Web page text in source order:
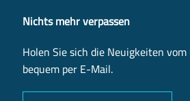
Nichts mehr verpassen
Holen Sie sich die Neuigkeiten
bequem per E-Mail.